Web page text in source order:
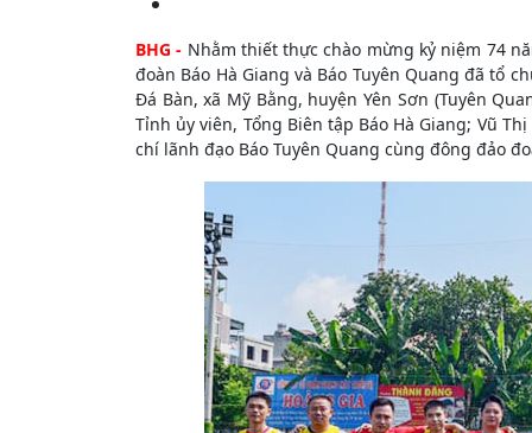
BHG - Nhằm thiết thực chào mừng kỷ niệm 74
đoàn Báo Hà Giang và Báo Tuyên Quang đã tổ
Đá Bàn, xã Mỹ Bằng, huyện Yên Sơn (Tuyên
Tỉnh ủy viên, Tổng Biên tập Báo Hà Giang; Vũ
chí lãnh đạo Báo Tuyên Quang cùng đông đảo